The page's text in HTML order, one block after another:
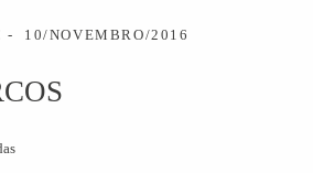
10/NOVEMBRO/2016